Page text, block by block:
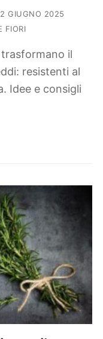
GIUGNO 2025
FIORI
il
resistenti al
Idee e consigli